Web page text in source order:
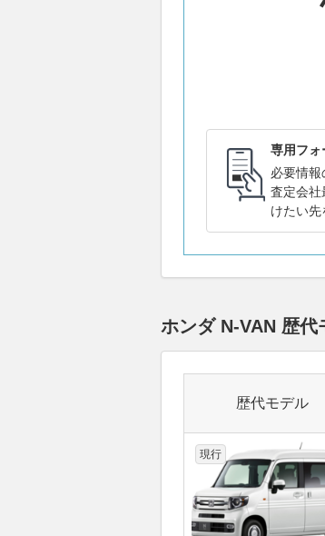
専用フォ
必要情
査定会社
けたい先
ホンダ N-VAN 歴
歴代モデル
現行